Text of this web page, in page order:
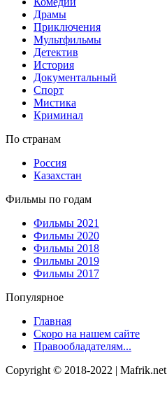
Драмы
Приключения
Мультфильмы
Детектив
История
Документальный
Спорт
Мистика
Криминал
По странам
Россия
Казахстан
Фильмы по годам
Фильмы 2021
Фильмы 2020
Фильмы 2018
Фильмы 2019
Фильмы 2017
Популярное
Главная
Скоро на нашем сайте
Правообладателям...
Copyright © 2018-2022 | Mafrik.net